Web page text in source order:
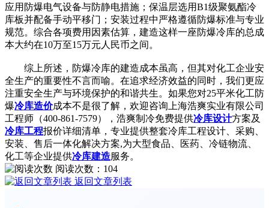
应用防爆电气设备与防静电措施；保温层选用B1级聚氨酯冷
库板并配备手动平移门；安装过程中严格遵循防爆标准与专业
规范。综合各项费用因素估算，建造这样一座防爆冷库的总成
本大约在10万至15万元人民币之间。
综上所述，防爆冷库的建造成本虽高，但其对化工企业安
全生产的重要性不言而喻。在追求经济效益的同时，我们更应
注重安全生产与环境保护的和谐共生。如果您对25平米化工防
爆冷库造价成本不是很了解，欢迎咨询上海浩爽实业有限公司
工程师（400-861-7579），浩爽制冷免费提供冷库设计方案及
冷库工程报价详细清单，专业提供整套冷库工程设计、采购、
安装、售后一体化解决方案,为大型食品、医药、冷链物流、
化工等企业提供冷库建造服务。
阅读次数： 104
返回文章列表